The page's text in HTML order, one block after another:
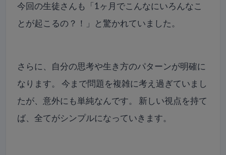
今回の生徒さんも「1ヶ月でこんなにいろんなこ
とが起こるの？！」と驚かれていました。
さらに、自分の思考や生き方のパターンが明確に
なります。 今まで問題を複雑に考え過ぎていまし
たが、意外にも単純なんです。 新しい視点を持て
ば、全てがシンプルになっていきます。